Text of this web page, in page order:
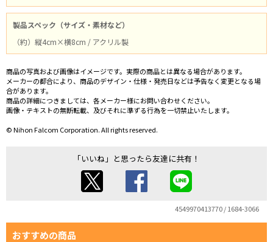
製品スペック（サイズ・素材など）
（約）縦4cm×横8cm / アクリル製
商品の写真および画像はイメージです。実際の商品とは異なる場合があります。
メーカーの都合により、商品のデザイン・仕様・発売日などは予告なく変更となる場
合があります。
商品の詳細につきましては、各メーカー様にお問い合わせください。
画像・テキストの無断転載、及びそれに準ずる行為を一切禁止いたします。
© Nihon Falcom Corporation. All rights reserved.
「いいね」と思ったら友達に共有！
4549970413770 / 1684-3066
おすすめの商品